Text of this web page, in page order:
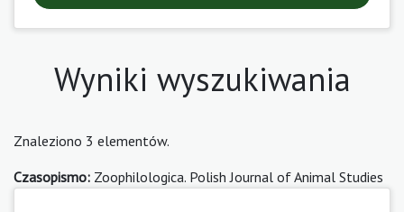
Wyniki wyszukiwania
Znaleziono 3 elementów.
Czasopismo: Zoophilologica. Polish Journal of Animal Studies